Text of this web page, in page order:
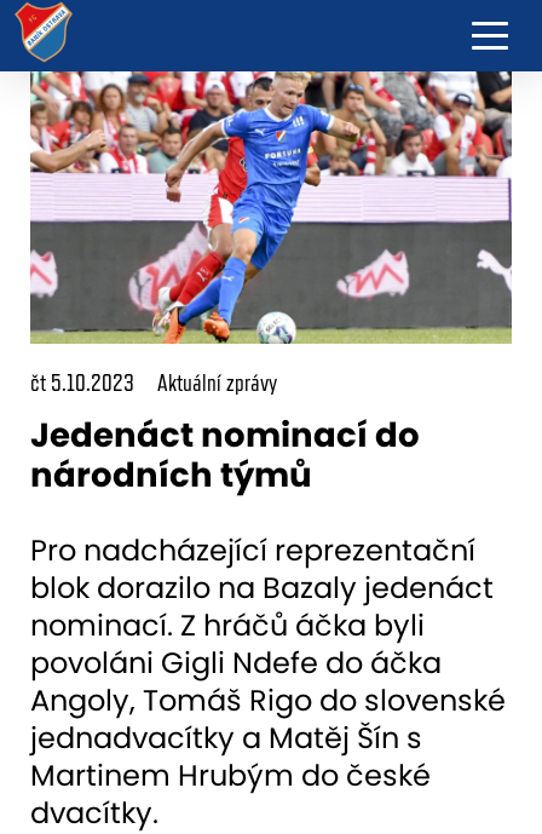
čt 5.10.2023 Aktuální zprávy
Jedenáct nominací do
národních týmů
Pro nadcházející reprezentační
blok dorazilo na Bazaly jedenáct
nominací. Z hráčů áčka byli
povoláni Gigli Ndefe do áčka
Angoly, Tomáš Rigo do slovenské
jednadvacítky a Matěj Šín s
Martinem Hrubým do české
dvacítky.